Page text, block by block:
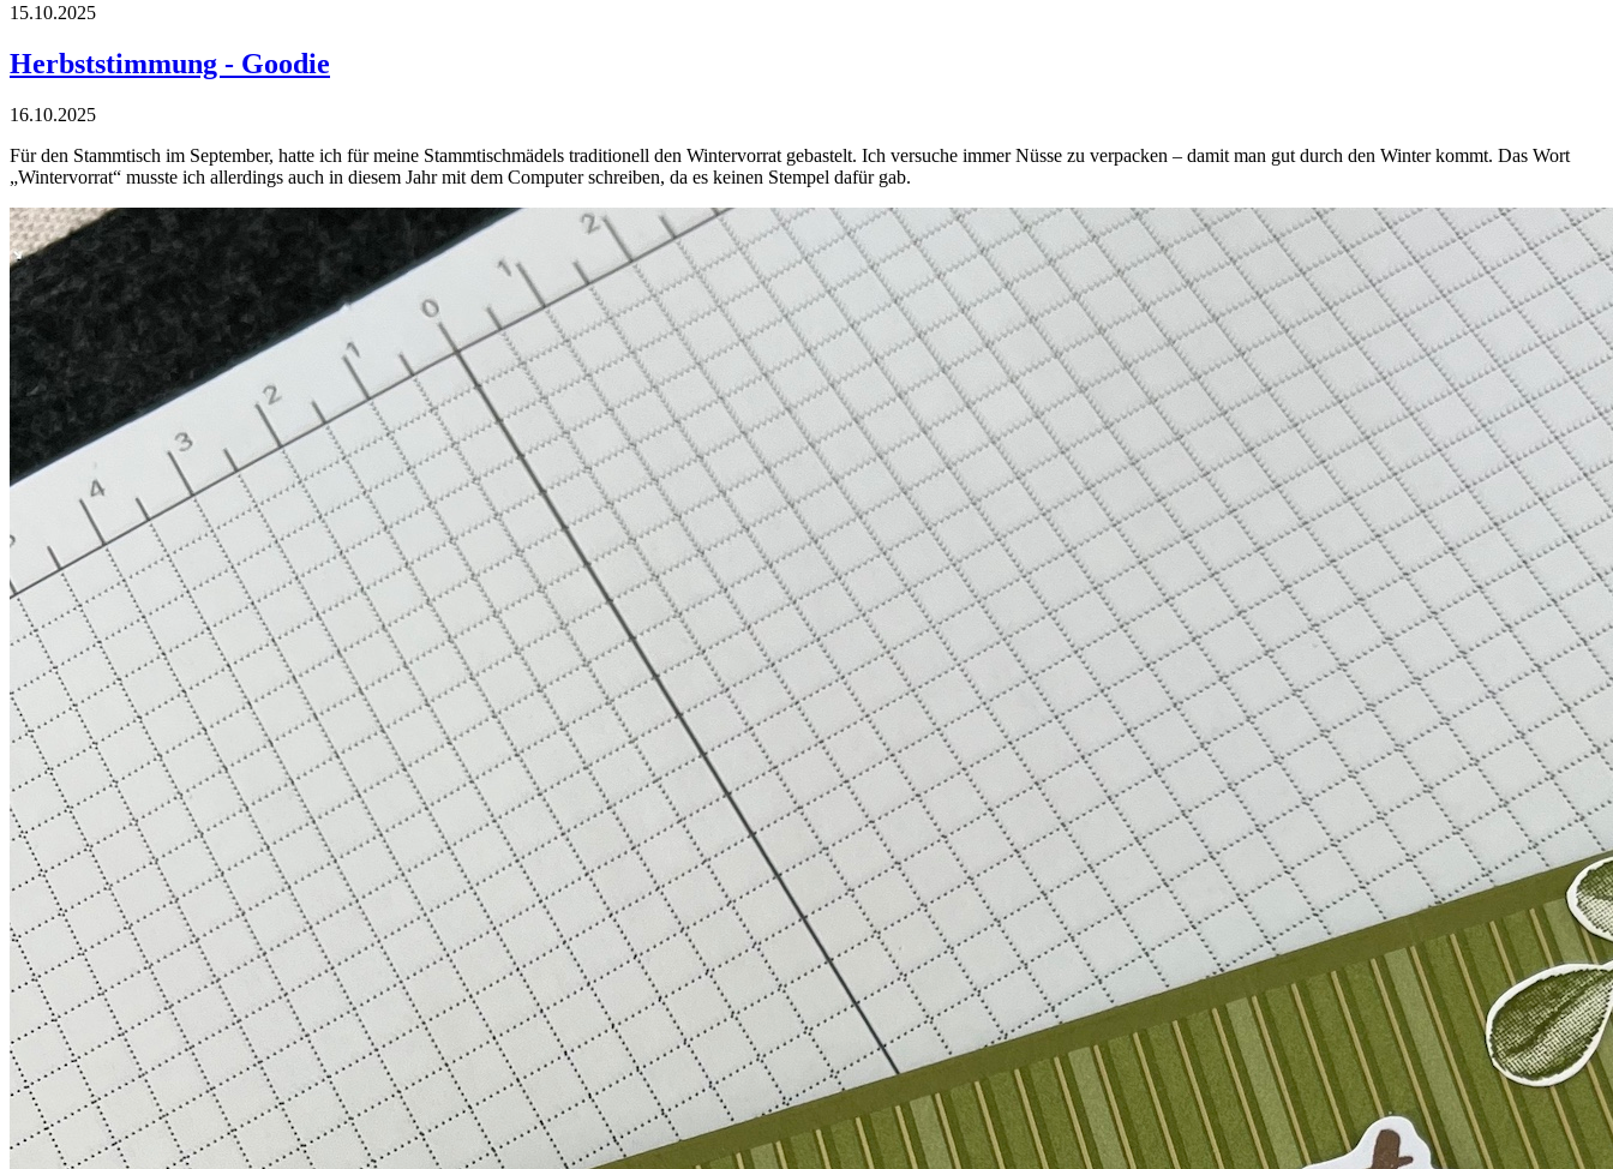
15.10.2025
Herbststimmung - Goodie
16.10.2025
Für den Stammtisch im September, hatte ich für meine Stammtischmädels traditionell den Wintervorrat gebastelt. Ich versuche immer Nüsse zu verpacken – damit man gut durch den Winter kommt. Das Wort
„Wintervorrat“ musste ich allerdings auch in diesem Jahr mit dem Computer schreiben, da es keinen Stempel dafür gab.